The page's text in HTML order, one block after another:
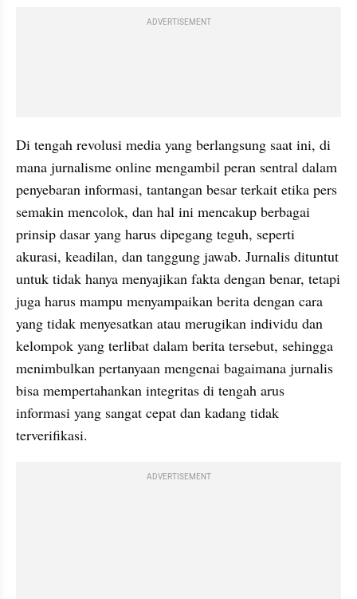
ADVERTISEMENT
Di tengah revolusi media yang berlangsung saat ini, di
mana jurnalisme online mengambil peran sentral dalam
penyebaran informasi, tantangan besar terkait etika pers
semakin mencolok, dan hal ini mencakup berbagai
prinsip dasar yang harus dipegang teguh, seperti
akurasi, keadilan, dan tanggung jawab. Jurnalis dituntut
untuk tidak hanya menyajikan fakta dengan benar, tetapi
juga harus mampu menyampaikan berita dengan cara
yang tidak menyesatkan atau merugikan individu dan
kelompok yang terlibat dalam berita tersebut, sehingga
menimbulkan pertanyaan mengenai bagaimana jurnalis
bisa mempertahankan integritas di tengah arus
informasi yang sangat cepat dan kadang tidak
terverifikasi.
ADVERTISEMENT